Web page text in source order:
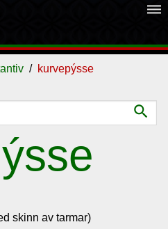
dehaze
kurvepýsse
search
skinn av tarmar)